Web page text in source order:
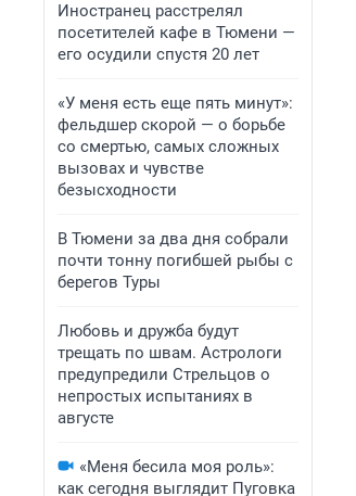
Иностранец расстрелял
посетителей кафе в Тюмени —
его осудили спустя 20 лет
«У меня есть еще пять минут»:
фельдшер скорой — о борьбе
со смертью, самых сложных
вызовах и чувстве
безысходности
В Тюмени за два дня собрали
почти тонну погибшей рыбы с
берегов Туры
Любовь и дружба будут
трещать по швам. Астрологи
предупредили Стрельцов о
непростых испытаниях в
августе
«Меня бесила моя роль»:
как сегодня выглядит Пуговка